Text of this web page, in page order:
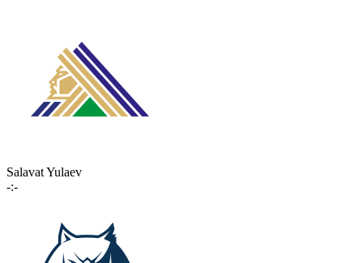
Salavat Yulaev
-:-